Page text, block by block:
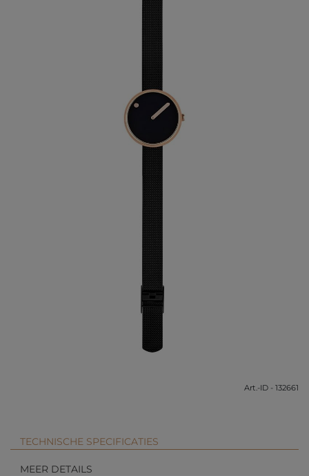
Art.-ID - 132661
TECHNISCHE SPECIFICATIES
MEER DETAILS